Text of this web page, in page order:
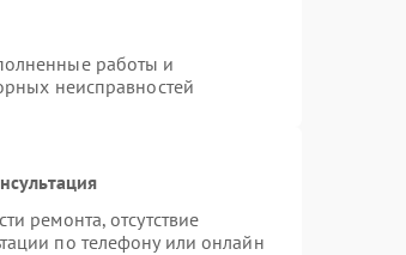
работы и
неисправностей
ремонта, отсутствие
по телефону или онлайн